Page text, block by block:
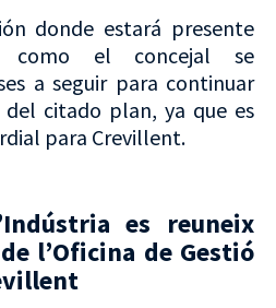
donde estará presente
el concejal se
a seguir para continuar
citado plan, ya que es
para Crevillent.
es reuneix
l’Oficina de Gestió